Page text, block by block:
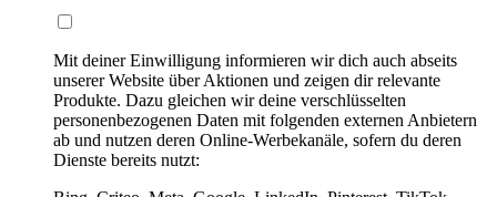
Mit deiner Einwilligung informieren wir dich auch abseits
unserer Website über Aktionen und zeigen dir relevante
Produkte. Dazu gleichen wir deine verschlüsselten
personenbezogenen Daten mit folgenden externen Anbietern
ab und nutzen deren Online-Werbekanäle, sofern du deren
Dienste bereits nutzt: